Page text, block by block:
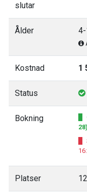
slutar
Ålder 4-
Kostnad 1
Status
Bokning
28)
Platser